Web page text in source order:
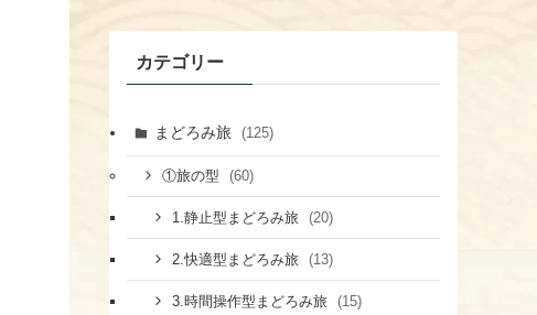
カテゴリー
まどろみ旅 (125)
①旅の型 (60)
1.静止型まどろみ旅 (20)
2.快適型まどろみ旅 (13)
3.時間操作型まどろみ旅 (15)